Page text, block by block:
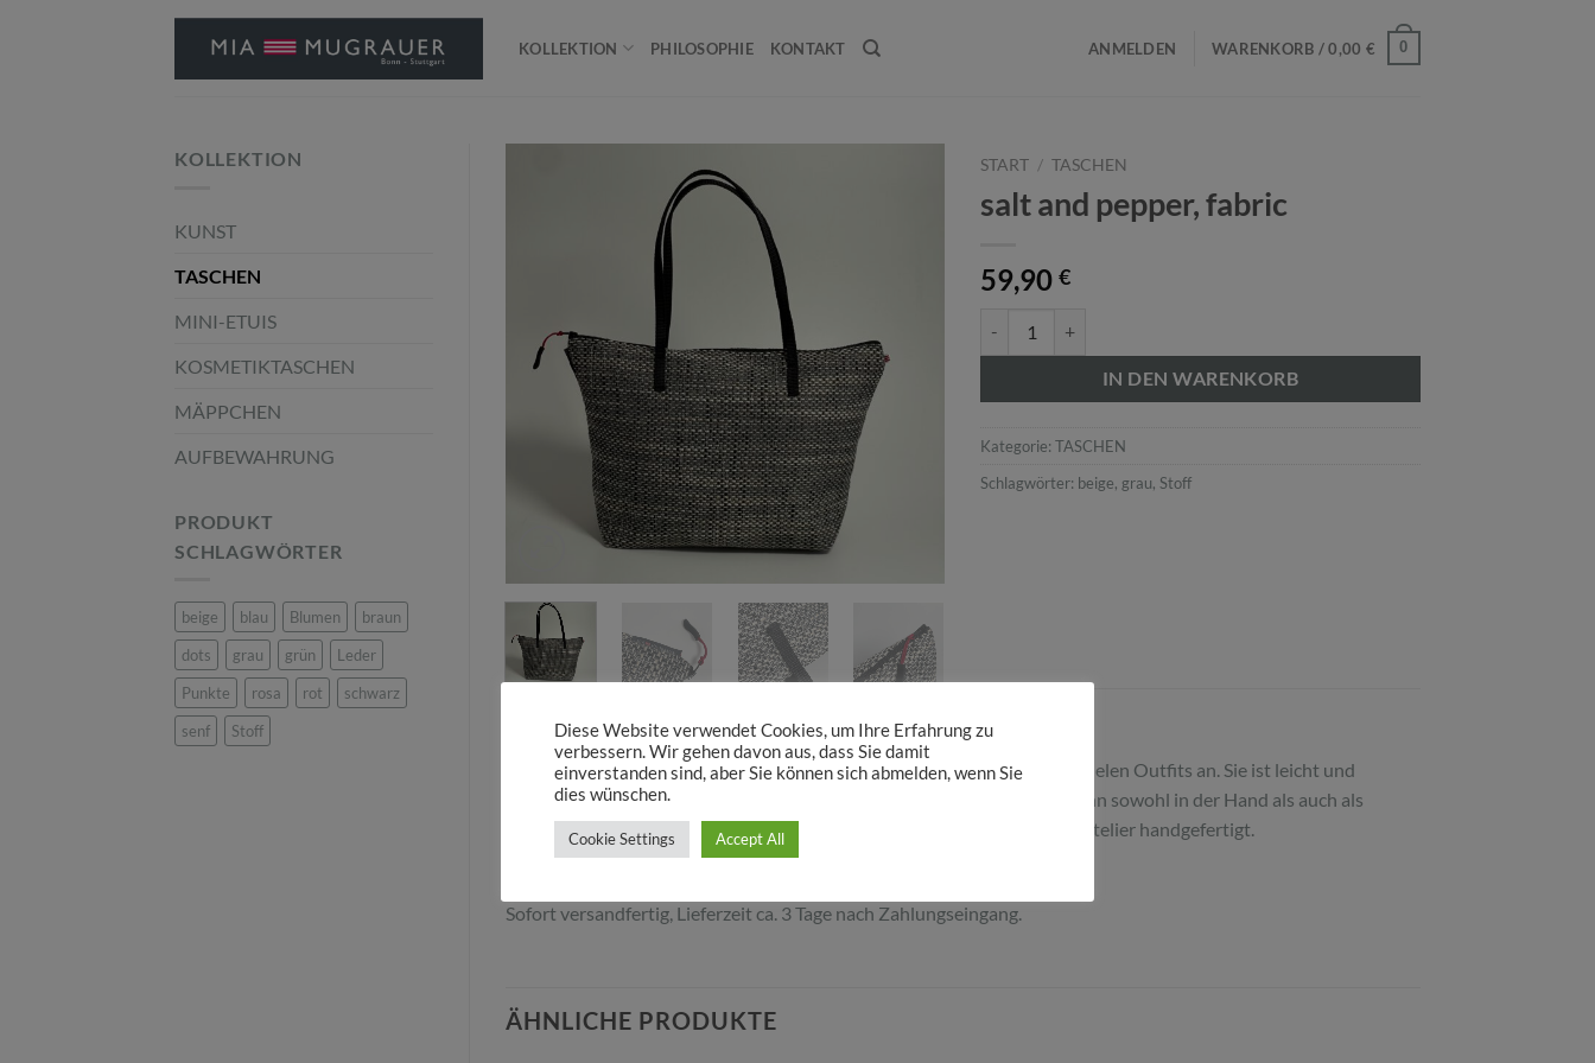
KOLLEKTION PHILOSOPHIE KONTAKT ANMELDEN WARENKORB /0,00 € 0
KOLLEKTION
KUNST
TASCHEN
MINI-ETUIS
KOSMETIKTASCHEN
MÄPPCHEN
AUFBEWAHRUNG
PRODUKT
SCHLAGWÖRTER
beige blau Blumen
braun
dots
grau grün
Leder
Punkte
rosa rot
schwarz
senf
Stoff
START / TASCHEN
salt and pepper, fabric
59,90€
IN DEN WARENKORB
Kategorie:TASCHEN
Schlagwörter: beige, grau, Stoff
Diese mittelgroße Tasche aus strapazierfähigem Polsterstoff passt sich vielen Outfits an. Sie ist leicht und
ungefüttert und lässt sich mit einem Reißverschluss verschließen. Sie kann sowohl in der Hand als auch als
Schultertasche getragen werden. Sie wird in kleiner Auflage im eigenen Atelier handgefertigt.
Größe ca. H 25 x B 40 x T 13 cm.
Sofort versandfertig, Lieferzeit ca. 3 Tage nach Zahlungseingang.
ÄHNLICHE PRODUKTE
Diese Website verwendet Cookies, um Ihre Erfahrung zu
verbessern. Wir gehen davon aus, dass Sie damit
einverstanden sind, aber Sie können sich abmelden, wenn Sie
dies wünschen.
Cookie Settings Accept All